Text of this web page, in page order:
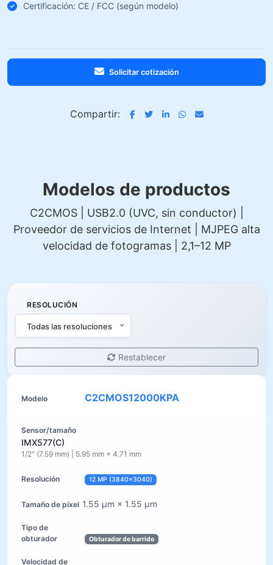
Certificación: CE / FCC (según modelo)
Solicitar cotización
Compartir:
Modelos de productos
C2CMOS | USB2.0 (UVC, sin conductor) |
Proveedor de servicios de Internet | MJPEG alta
velocidad de fotogramas | 2,1–12 MP
RESOLUCIÓN
Todas las resoluciones
Restablecer
C2CMOS12000KPA
IMX577(C)
1/2" (7.59 mm) | 5.95 mm × 4.71 mm
12 MP (3840×3040)
1.55 µm × 1.55 µm
Obturador de barrido